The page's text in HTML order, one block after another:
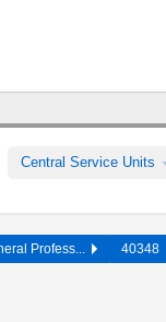
Central Service Units
Profess... 40348